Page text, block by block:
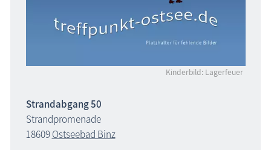
Kinderbild: Lagerfeuer
Strandabgang 50
Strandpromenade
18609Ostseebad Binz